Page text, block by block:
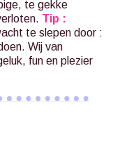
te gekke
Tip :
te slepen door :
Wij van
fun en plezier